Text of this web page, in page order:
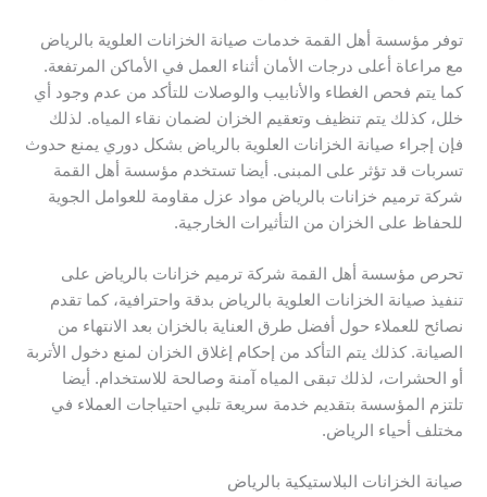
توفر مؤسسة أهل القمة خدمات صيانة الخزانات العلوية بالرياض
مع مراعاة أعلى درجات الأمان أثناء العمل في الأماكن المرتفعة.
كما يتم فحص الغطاء والأنابيب والوصلات للتأكد من عدم وجود أي
خلل، كذلك يتم تنظيف وتعقيم الخزان لضمان نقاء المياه. لذلك
فإن إجراء صيانة الخزانات العلوية بالرياض بشكل دوري يمنع حدوث
تسربات قد تؤثر على المبنى. أيضا تستخدم مؤسسة أهل القمة
شركة ترميم خزانات بالرياض مواد عزل مقاومة للعوامل الجوية
للحفاظ على الخزان من التأثيرات الخارجية.
تحرص مؤسسة أهل القمة شركة ترميم خزانات بالرياض على
تنفيذ صيانة الخزانات العلوية بالرياض بدقة واحترافية، كما تقدم
نصائح للعملاء حول أفضل طرق العناية بالخزان بعد الانتهاء من
الصيانة. كذلك يتم التأكد من إحكام إغلاق الخزان لمنع دخول الأتربة
أو الحشرات، لذلك تبقى المياه آمنة وصالحة للاستخدام. أيضا
تلتزم المؤسسة بتقديم خدمة سريعة تلبي احتياجات العملاء في
مختلف أحياء الرياض.
صيانة الخزانات البلاستيكية بالرياض